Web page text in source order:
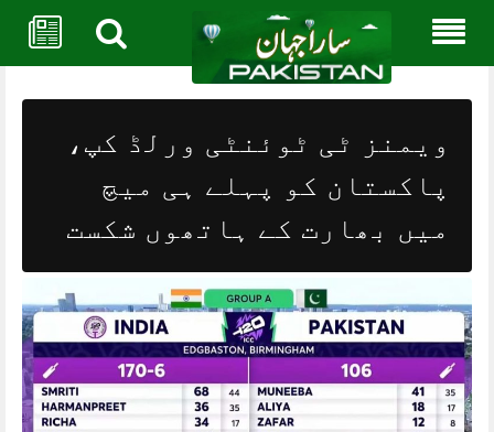
content
ویمنز ٹی ٹوئنٹی ورلڈ کپ،
پاکستان کو پہلے ہی میچ
میں بھارت کے ہاتھوں شکست